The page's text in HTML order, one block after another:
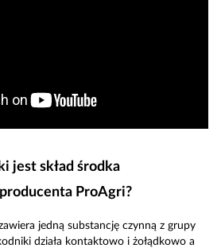
jest skład środka
ProAgri?
jedną substancję czynną z grupy
działa kontaktowo i żołądkowo a